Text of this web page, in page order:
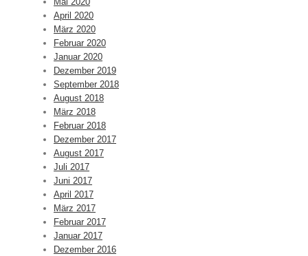
April 2020
März 2020
Februar 2020
Januar 2020
Dezember 2019
September 2018
August 2018
März 2018
Februar 2018
Dezember 2017
August 2017
Juli 2017
Juni 2017
April 2017
März 2017
Februar 2017
Januar 2017
Dezember 2016